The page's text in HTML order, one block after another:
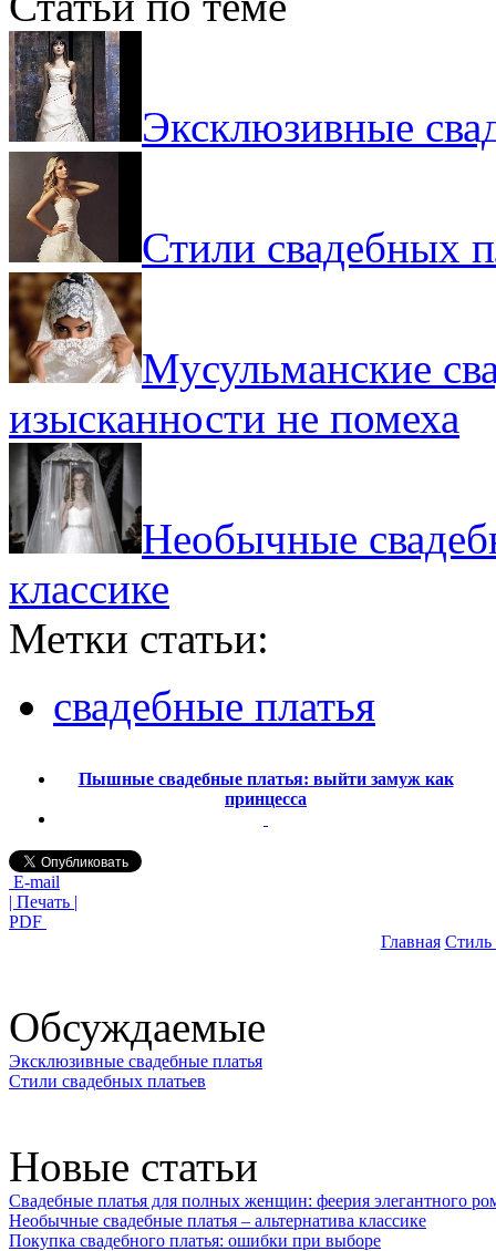
Эксклюзивные
Стили свадебных
Мусульманские
изысканности не помеха
Необычные
классике
Метки статьи:
свадебные платья
Пышные свадебные платья: выйти замуж как
принцесса
E-mail
| Печать |
PDF
Главная
Обсуждаемые
Эксклюзивные свадебные платья
Стили свадебных платьев
Новые статьи
Свадебные платья для полных женщин: феерия элегантного
Необычные свадебные платья – альтернатива классике
Покупка свадебного платья: ошибки при выборе